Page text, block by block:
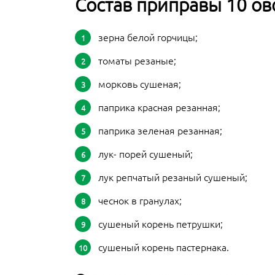
Состав приправы 10
зерна белой горчицы;
томаты резаные;
морковь сушеная;
паприка красная резанная;
паприка зеленая резанная;
лук- порей сушеный;
лук репчатый резаный сушеный;
чеснок в гранулах;
сушеный корень петрушки;
сушеный корень пастернака.